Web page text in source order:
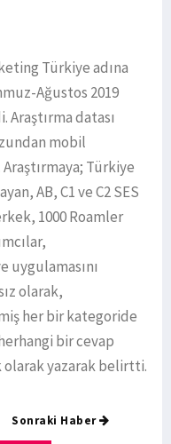
Türkiye adına
Ağustos 2019
datası
mobil
Türkiye
AB, C1 ve C2 SES
1000 Roamler
uygulamasını
olarak,
her bir kategoride
bir cevap
olarak yazarak belirtti.
Sonraki Haber